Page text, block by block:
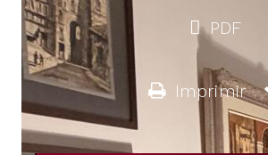
PDF
Imprimir